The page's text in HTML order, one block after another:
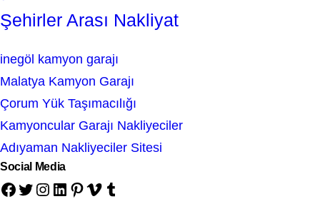
Şehirler Arası Nakliyat
inegöl kamyon garajı
Malatya Kamyon Garajı
Çorum Yük Taşımacılığı
Kamyoncular Garajı Nakliyeciler
Adıyaman Nakliyeciler Sitesi
Social Media
Facebook Twitter Instagram LinkedIn Pinterest Vimeo Tumblr